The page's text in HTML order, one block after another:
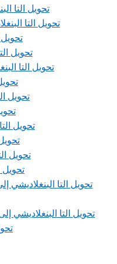
تحويل التا
تحويل التا
تحويل
تحويل
تحويل التا
تحويل
تحويل
تحويل
تحويل
تحويل التا البنغلاديشي
تحويل التا البنغلاديشي